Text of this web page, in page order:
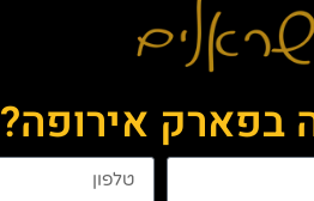
בפארק אירופה?